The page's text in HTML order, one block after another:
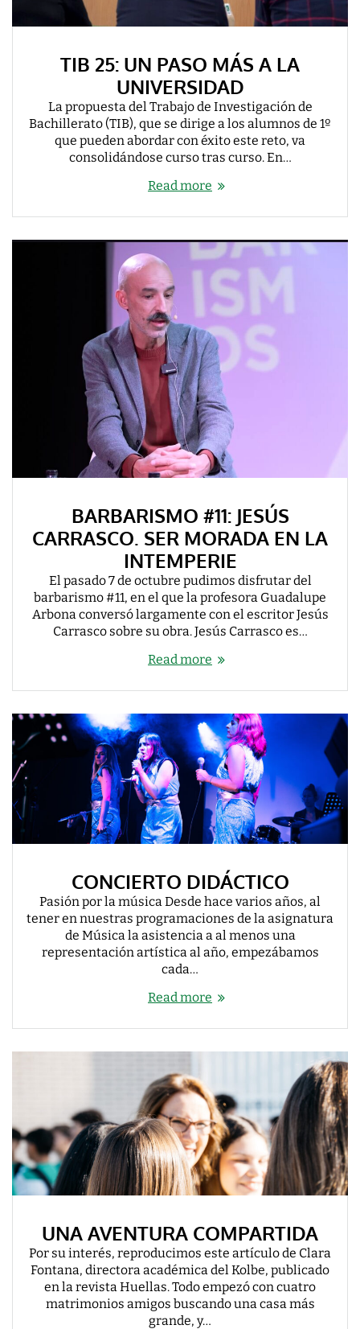
TIB 25: UN PASO MÁS A LA
UNIVERSIDAD
La propuesta del Trabajo de Investigación de
Bachillerato (TIB), que se dirige a los alumnos de 1º
que pueden abordar con éxito este reto, va
consolidándose curso tras curso. En…
Read more
BARBARISMO #11: JESÚS
CARRASCO. SER MORADA EN LA
INTEMPERIE
El pasado 7 de octubre pudimos disfrutar del
barbarismo #11, en el que la profesora Guadalupe
Arbona conversó largamente con el escritor Jesús
Carrasco sobre su obra. Jesús Carrasco es…
Read more
CONCIERTO DIDÁCTICO
Pasión por la música Desde hace varios años, al
tener en nuestras programaciones de la asignatura
de Música la asistencia a al menos una
representación artística al año, empezábamos
cada…
Read more
UNA AVENTURA COMPARTIDA
Por su interés, reproducimos este artículo de Clara
Fontana, directora académica del Kolbe, publicado
en la revista Huellas. Todo empezó con cuatro
matrimonios amigos buscando una casa más
grande, y…